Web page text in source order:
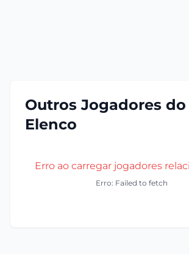
Outros Jogadores do
Elenco
Erro ao carregar jogadores
Erro: Failed to fetch